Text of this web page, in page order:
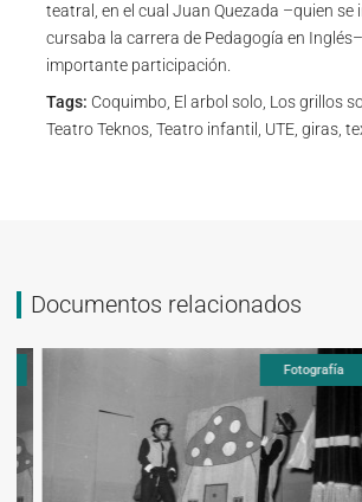
teatral, en el cual Juan Quezada –quien se
cursaba la carrera de Pedagogía en
importante participación.
Tags: Coquimbo, El arbol solo, Los grillos
Teatro Teknos, Teatro infantil, UTE, giras,
Documentos relacionados
Fotografía